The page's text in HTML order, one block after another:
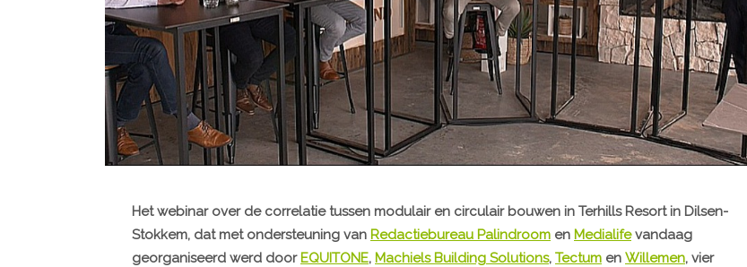
Het webinar over de correlatie tussen modulair en circulair bouwen in Terhills Resort in Dilsen-
Stokkem, dat met ondersteuning van Redactiebureau Palindroom en Medialifevandaag
georganiseerd werd door EQUITONE, Machiels Building Solutions, Tectum en Willemen, vier